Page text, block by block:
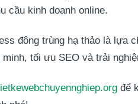
cầu kinh doanh online.
đông trùng hạ thảo là lựa
minh, tối ưu SEO và trải
để